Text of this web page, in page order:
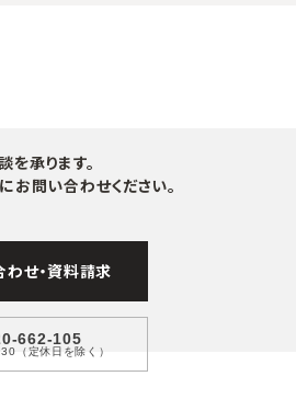
を承ります。
お問い合わせください。
せ・資料請求
662-105
（定休日を除く）